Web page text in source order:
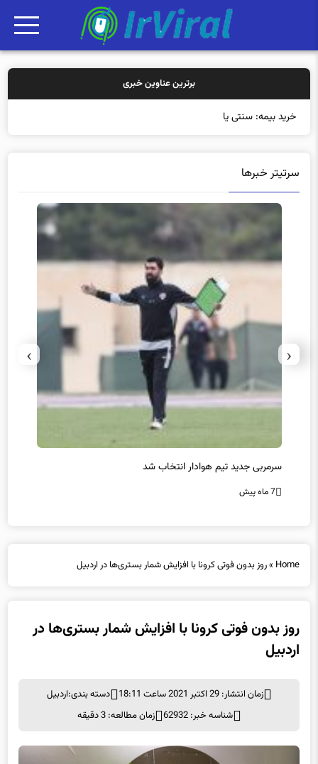
برترین عناوین خبری
خرید بیمه: سنتی یا آنلاین؟ کدام
سرتیتر خبرها
سرمربی جدید تیم هوادار انتخاب شد
7 ماه پیش
‹
›
Home
»روز بدون فوتی کرونا با افزایش شمار بستری‌ها در اردبیل
روز بدون فوتی کرونا با افزایش شمار بستری‌ها در
اردبیل
زمان انتشار: 29 اکتبر 2021 ساعت 18:11 دسته بندی:اردبیل
شناسه خبر: 62932
زمان مطالعه: 3 دقیقه